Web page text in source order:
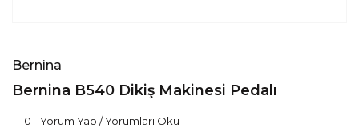
Bernina
Bernina B540 Dikiş Makinesi Pedalı
0 - Yorum Yap / Yorumları Oku